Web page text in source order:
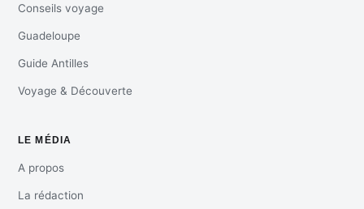
Conseils voyage
Guadeloupe
Guide Antilles
Voyage & Découverte
LE MÉDIA
A propos
La rédaction